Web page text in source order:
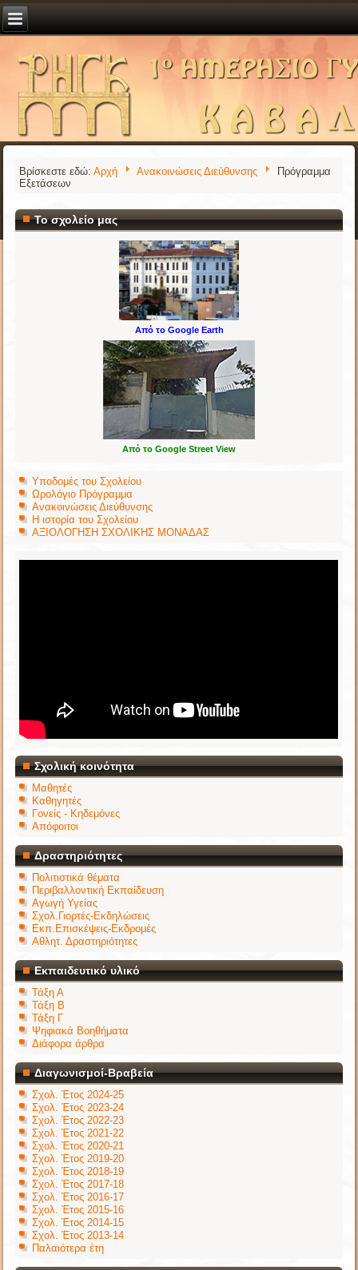
Βρίσκεστε εδώ:Αρχή Ανακοινώσεις Διεύθυνσης
Πρόγραμμα
Εξετάσεων
Το σχολείο μας
Από το Google Earth
Από το Google Street View
Υποδομές του Σχολείου
Ωρολόγιο Πρόγραμμα
Ανακοινώσεις Διεύθυνσης
Η ιστορία του Σχολείου
ΑΞΙΟΛΟΓΗΣΗ ΣΧΟΛΙΚΗΣ ΜΟΝΑΔΑΣ
Σχολική κοινότητα
Μαθητές
Καθηγητές
Γονείς - Κηδεμόνες
Απόφοιτοι
Δραστηριότητες
Πολιτιστικά θέματα
Περιβαλλοντική Εκπαίδευση
Αγωγή Υγείας
Σχολ.Γιορτές-Εκδηλώσεις
Εκπ.Επισκέψεις-Εκδρομές
Αθλητ. Δραστηριότητες
Εκπαιδευτικό υλικό
Τάξη Α
Τάξη Β
Τάξη Γ
Ψηφιακά Βοηθήματα
Διάφορα άρθρα
Διαγωνισμοί-Βραβεία
Σχολ. Έτος 2024-25
Σχολ. Έτος 2023-24
Σχολ. Έτος 2022-23
Σχολ. Έτος 2021-22
Σχολ. Έτος 2020-21
Σχολ. Έτος 2019-20
Σχολ. Έτος 2018-19
Σχολ. Έτος 2017-18
Σχολ. Έτος 2016-17
Σχολ. Έτος 2015-16
Σχολ. Έτος 2014-15
Σχολ. Έτος 2013-14
Παλαιότερα έτη